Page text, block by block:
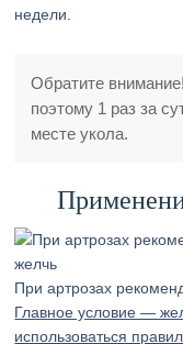
недели.
Обратите
поэтому 1 раз за
месте укола.
При артрозах
Главное условие —
использоваться